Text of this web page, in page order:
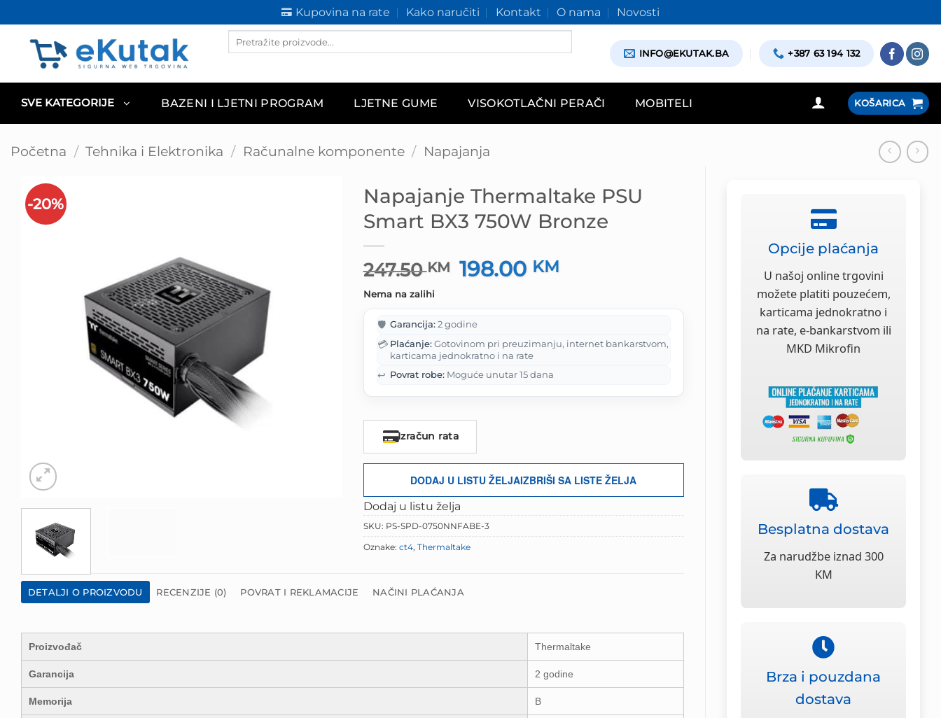
to
content
Kupovina na rate Kako naručiti Kontakt O nama Novosti
Products
INFO@EKUTAK.BA +387 63 194 132
SVE KATEGORIJE BAZENI I LJETNI PROGRAM LJETNE GUME VISOKOTLAČNI PERAČI MOBITELI KOŠARICA
Početna / Tehnika i Elektronika / Računalne komponente / Napajanja
Opcije plaćanja
U našoj online trgovini
možete platiti pouzećem,
karticama jednokratno i
na rate, e-bankarstvom ili
MKD Mikrofin
Besplatna dostava
Za narudžbe iznad 300
KM
Brza i pouzdana
dostava
-20%
Napajanje Thermaltake PSU
Smart BX3 750W Bronze
247.50KM Izvorna
cijena
je:
247.50 KM.
198.00 KM
Nema na zalihi
🛡️ Garancija:2 godine
💳 Plaćanje:Gotovinom pri preuzimanju, internet bankarstvom,
karticama jednokratno i na rate
↩️ Povrat robe:Moguće unutar 15 dana
Izračun rata
DODAJ U LISTU ŽELJAIZBRIŠI SA LISTE ŽELJA
Dodaj u listu želja
SKU: PS-SPD-0750NNFABE-3
Oznake: ct4, Thermaltake
DETALJI O PROIZVODU RECENZIJE (0) POVRAT I REKLAMACIJE NAČINI PLAĆANJA
Proizvođač Thermaltake
Garancija 2 godine
Memorija B